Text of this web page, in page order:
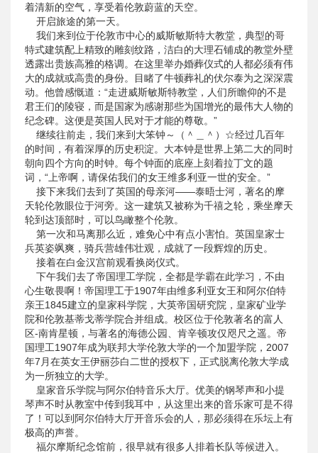
着清新的空气，享受着伦敦蔚蓝的天空。
开启旅途的第一天。
我们来到位于伦敦市中心的威斯敏斯特大教堂，典型的哥
特式建筑配上精致的雕刻纹路，洁白的大理石铺成的教堂外壁
透露出贵族高雅的格调。在这里举办婚葬仪式的人都必须有伟
大的成就或高贵的身份。目睹了牛顿葬礼的伏尔泰为之深深震
动。他曾感慨道：“走进威斯敏斯特教堂，人们所瞻仰的不是
君王们的陵寝，而是国家为感谢那些为国增光的最伟大人物的
纪念碑。这便是英国人民对于才能的尊敬。”
继续往前走，我们来到大笨钟～（＾＿＾）☆经过几百年
的时间，有着深厚的历史积淀。大本钟是世界上第二大的同时
朝向四个方向的时钟。每个钟面的底座上刻着拉丁文的题
词，“上帝啊，请保佑我们的女王维多利亚一世的安全。”
接下来我们去到了英国的母亲河——泰晤士河，著名的摩
天轮伦敦眼位于河旁。这一建筑又被称为千禧之轮，乘坐摩天
轮到达顶部时，可以鸟瞰整个伦敦。
第一次和马离那么近，难免心中有点小害怕。英国皇家士
兵英姿飒爽，骑兵营雄伟壮观，成就了一段辉煌的历史。
接着在白金汉宫前观看换岗仪式。
下午我们去了帝国理工学院，全都是学霸在此学习，不由
心生敬畏啊！帝国理工于1907年由维多利亚女王和阿尔伯特
亲王1845建立的皇家科学院，大英帝国研究院，皇家矿业学
院和伦敦基蒂戈蒂学院合并组成。校区位于伦敦著名的富人
区-南肯星顿，与著名的海德公园、肯辛顿攻仅咫尺之遥。帝
国理工1907年成为联邦大学伦敦大学的一个加盟学院，2007
年7月在英女王伊丽莎白二世的授权下，正式脱离伦敦大学成
为一所独立的大学。
皇家音乐学院与阿尔伯特音乐大厅。优美的钢琴声和小提
琴声不时从教室中传到我耳中，从这里出来的音乐家可是不得
了！可以到阿尔伯特大厅开音乐会的人，那必须得在乐坛上有
极高的声誉。
福尔摩斯纪念馆前，很早就有很多人排着长队等候进入。